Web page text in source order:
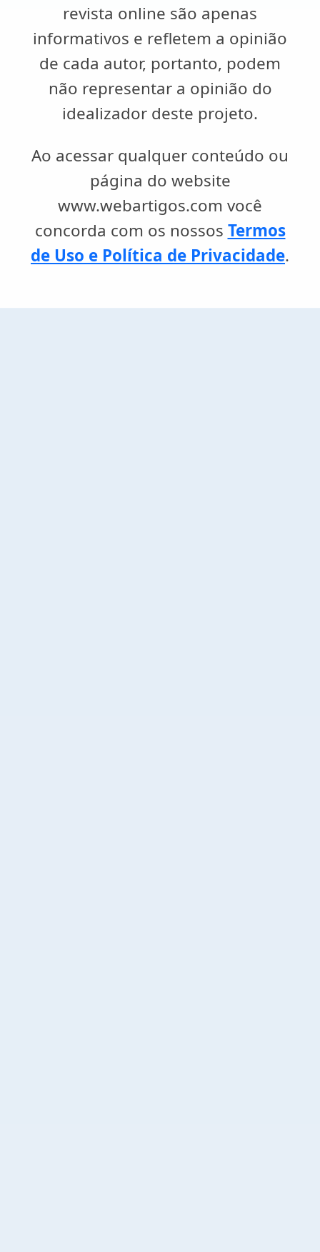
revista online são apenas
informativos e refletem a opinião
de cada autor, portanto, podem
não representar a opinião do
idealizador deste projeto.
Ao acessar qualquer conteúdo ou
página do website
www.webartigos.com você
concorda com os nossos Termos
de Uso e Política de Privacidade.